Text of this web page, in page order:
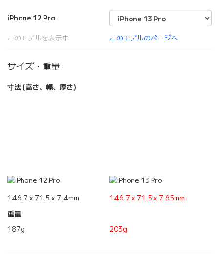
iPhone 12 Pro
このモデルを表示中 このモデルのページへ
サイズ・重量
寸法 (高さ、幅、厚さ)
146.7 x 71.5 x 7.4mm
146.7 x 71.5 x 7.65mm
重量
187g
203g